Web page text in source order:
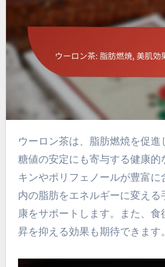
ウーロン茶は、脂肪燃焼を促進し、美肌効果や血
糖値の安定にも寄与する健康的
キンやポリフェノールが豊富に
内の脂肪をエネルギーに変える
康をサポートします。また、食
昇を抑える効果も期待できます。